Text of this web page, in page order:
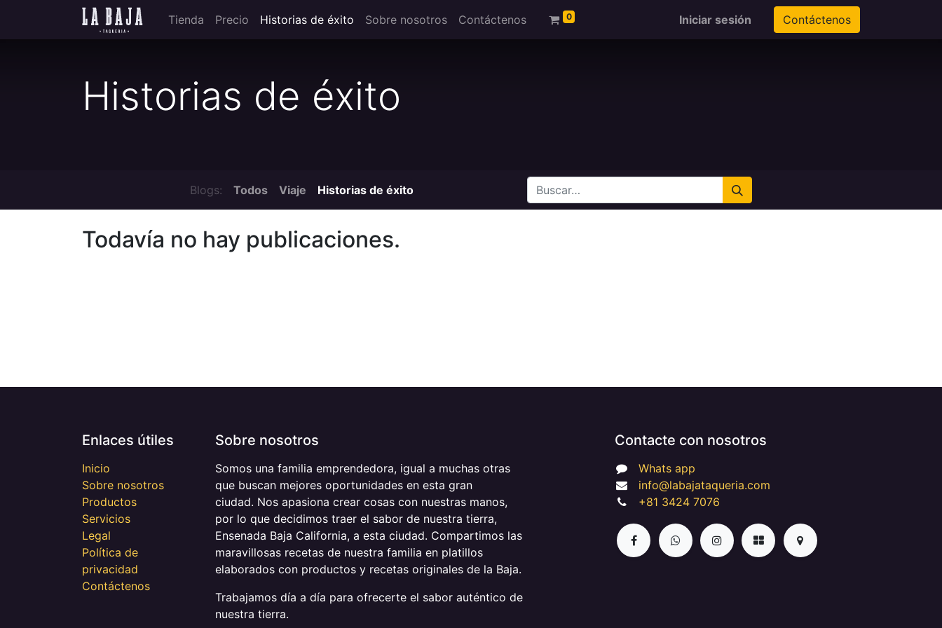
Tienda Precio Historias de éxito Sobre nosotros Contáctenos 0 Iniciar sesión Contáctenos
Historias de éxito
Blogs: Todos Viaje Historias de éxito
Todavía no hay publicaciones.
Enlaces útiles
Inicio
Sobre nosotros
Productos
Servicios
Legal
Política de
privacidad
Contáctenos
Sobre nosotros
Somos una familia emprendedora, igual a muchas otras
que buscan mejores oportunidades en esta gran
ciudad. Nos apasiona crear cosas con nuestras manos,
por lo que decidimos traer el sabor de nuestra tierra,
Ensenada Baja California, a esta ciudad. Compartimos las
maravillosas recetas de nuestra familia en platillos
elaborados con productos y recetas originales de la Baja.
Trabajamos día a día para ofrecerte el sabor auténtico de
nuestra tierra.
Contacte con nosotros
Whats app
info@labajataqueria.com
+81 3424 7076